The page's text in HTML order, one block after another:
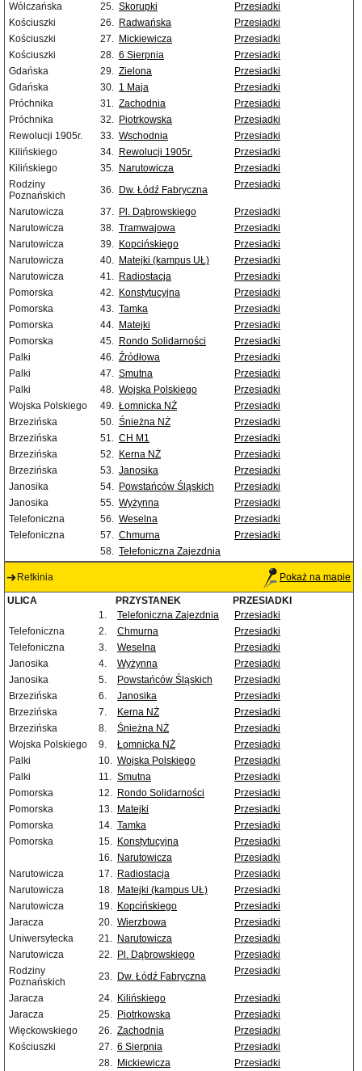
Wólczańska
25. Skorupki
Przesiadki
Kościuszki
26. Radwańska
Przesiadki
Kościuszki
27. Mickiewicza
Przesiadki
Kościuszki
28. 6 Sierpnia
Przesiadki
Gdańska
29. Zielona
Przesiadki
Gdańska
30. 1 Maja
Przesiadki
Próchnika
31. Zachodnia
Przesiadki
Próchnika
32. Piotrkowska
Przesiadki
Rewolucji 1905r.
33. Wschodnia
Przesiadki
Kilińskiego
34. Rewolucji 1905r.
Przesiadki
Kilińskiego
35. Narutowicza
Przesiadki
Rodziny
Poznańskich
36. Dw. Łódź Fabryczna Przesiadki
Narutowicza 37. Pl. Dąbrowskiego
Przesiadki
Narutowicza
38. Tramwajowa
Przesiadki
Narutowicza
39. Kopcińskiego
Przesiadki
Narutowicza
40. Matejki (kampus UŁ)
Przesiadki
Narutowicza
41. Radiostacja
Przesiadki
Pomorska
42. Konstytucyjna
Przesiadki
Pomorska
43. Tamka
Przesiadki
Pomorska
44. Matejki
Przesiadki
Pomorska
45. Rondo Solidarności
Przesiadki
Palki
46. Źródłowa
Przesiadki
Palki
47. Smutna
Przesiadki
Palki
48. Wojska Polskiego
Przesiadki
Wojska Polskiego
49. Łomnicka NŻ
Przesiadki
Brzezińska
50. Śnieżna NŻ
Przesiadki
Brzezińska
51. CH M1
Przesiadki
Brzezińska
52. Kerna NŻ
Przesiadki
Brzezińska
53. Janosika
Przesiadki
Janosika
54. Powstańców Śląskich
Przesiadki
Janosika
55. Wyżynna
Przesiadki
Telefoniczna
56. Weselna
Przesiadki
Telefoniczna
57. Chmurna
Przesiadki
58. Telefoniczna Zajezdnia
Retkinia Pokaż na mapie
ULICA PRZYSTANEK
PRZESIADKI
1.
Telefoniczna Zajezdnia
Przesiadki
Telefoniczna
2. Chmurna
Przesiadki
Telefoniczna
3. Weselna
Przesiadki
Janosika
4. Wyżynna
Przesiadki
Janosika
5. Powstańców Śląskich
Przesiadki
Brzezińska
6. Janosika
Przesiadki
Brzezińska
7. Kerna NŻ
Przesiadki
Brzezińska
8. Śnieżna NŻ
Przesiadki
Wojska Polskiego
9. Łomnicka NŻ
Przesiadki
Palki
10. Wojska Polskiego
Przesiadki
Palki
11. Smutna
Przesiadki
Pomorska
12. Rondo Solidarności
Przesiadki
Pomorska
13. Matejki
Przesiadki
Pomorska
14. Tamka
Przesiadki
Pomorska
15. Konstytucyjna
Przesiadki
16. Narutowicza
Przesiadki
Narutowicza
17. Radiostacja
Przesiadki
Narutowicza
18. Matejki (kampus UŁ)
Przesiadki
Narutowicza
19. Kopcińskiego
Przesiadki
Jaracza
20. Wierzbowa
Przesiadki
Uniwersytecka
21. Narutowicza
Przesiadki
Narutowicza
22. Pl. Dąbrowskiego
Przesiadki
Rodziny
Poznańskich
23. Dw. Łódź Fabryczna Przesiadki
Jaracza 24. Kilińskiego
Przesiadki
Jaracza
25. Piotrkowska
Przesiadki
Więckowskiego
26. Zachodnia
Przesiadki
Kościuszki
27. 6 Sierpnia
Przesiadki
28. Mickiewicza
Przesiadki